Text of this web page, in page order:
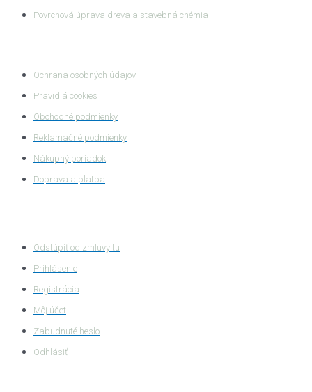
Povrchová úprava dreva a stavebná chémia
Ochrana osobných údajov
Pravidlá cookies
Obchodné podmienky
Reklamačné podmienky
Nákupný poriadok
Doprava a platba
Odstúpiť od zmluvy tu
Prihlásenie
Registrácia
Môj účet
Zabudnuté heslo
Odhlásiť